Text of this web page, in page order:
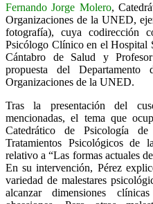
Fernando Jorge Molero,
Organizaciones de la UNED,
fotografía), cuya codirección
Psicólogo Clínico en el Hospital
Cántabro de Salud y
propuesta del
Organizaciones de la UNED.
Tras la presentación del
mencionadas, el tema que
Catedrático de Psicología
Tratamientos Psicológicos
relativo a “Las formas actuales
En su intervención, Pérez
variedad de malestares
alcanzar dimensiones